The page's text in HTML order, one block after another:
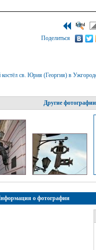
Поделиться
св. Юрия (Георгия) в
Другие
о фотографии